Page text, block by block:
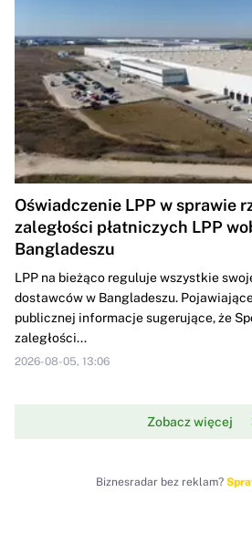
Oświadczenie LPP w sprawie
zaległości płatniczych LPP
Bangladeszu
LPP na bieżąco reguluje wszystkie
dostawców w Bangladeszu.
publicznej informacje sugerujące, że
zaległości...
2026-08-05, 13:06
Zobacz więcej
Biznesradar bez reklam?